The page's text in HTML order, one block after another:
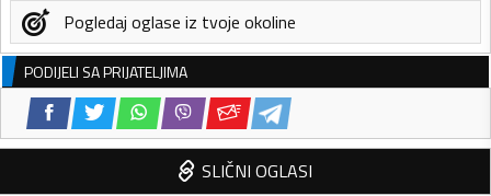
Pogledaj oglase iz tvoje okoline
PODIJELI SA PRIJATELJIMA
SLIČNI OGLASI